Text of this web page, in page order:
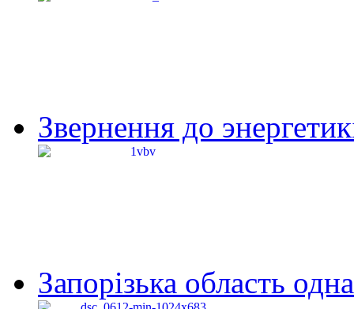
Звернення до
Запорізька область